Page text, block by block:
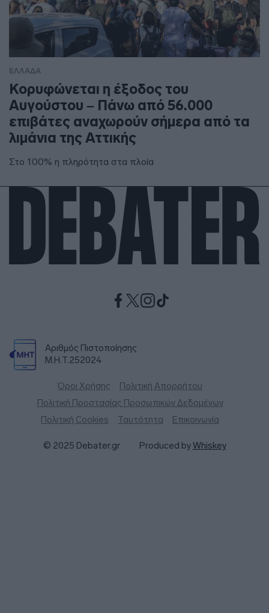
ΕΛΛΑΔΑ
Κορυφώνεται η έξοδος του
Αυγούστου – Πάνω από 56.000
επιβάτες αναχωρούν σήμερα από τα
λιμάνια της Αττικής
Στο 100% η πληρότητα στα πλοία
Αριθμός Πιστοποίησης
Μ.Η.Τ.252024
Όροι Χρήσης
Πολιτική Απορρήτου
Πολιτική Προστασίας Προσωπικών Δεδομένων
Πολιτική Cookies
Ταυτότητα Επικοινωνία
© 2025 Debater.gr Produced byWhiskey